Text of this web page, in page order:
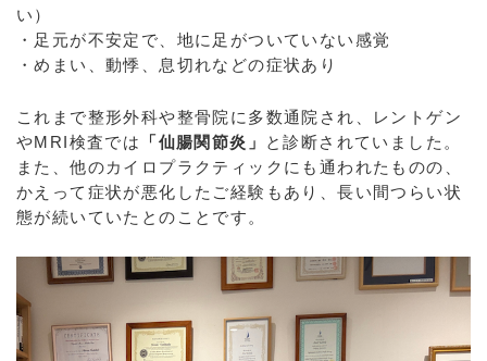
い）
・足元が不安定で、地に足がついていない感覚
・めまい、動悸、息切れなどの症状あり
これまで整形外科や整骨院に多数通院され、レントゲン
やMRI検査では
「仙腸関節炎」
と診断されていました。
また、他のカイロプラクティックにも通われたものの、
かえって症状が悪化したご経験もあり、長い間つらい状
態が続いていたとのことです。